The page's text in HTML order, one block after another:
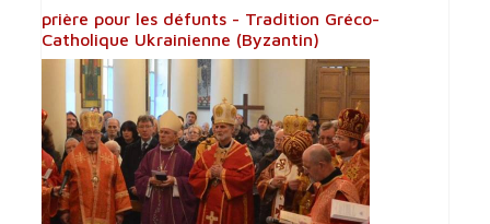
prière pour les défunts - Tradition Gréco-
Catholique Ukrainienne (Byzantin)